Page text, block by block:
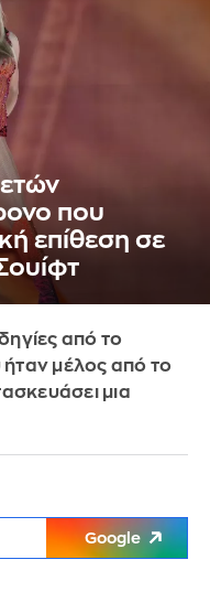
που
επίθεση σε
από το
ήταν μέλος από το
μια
Google